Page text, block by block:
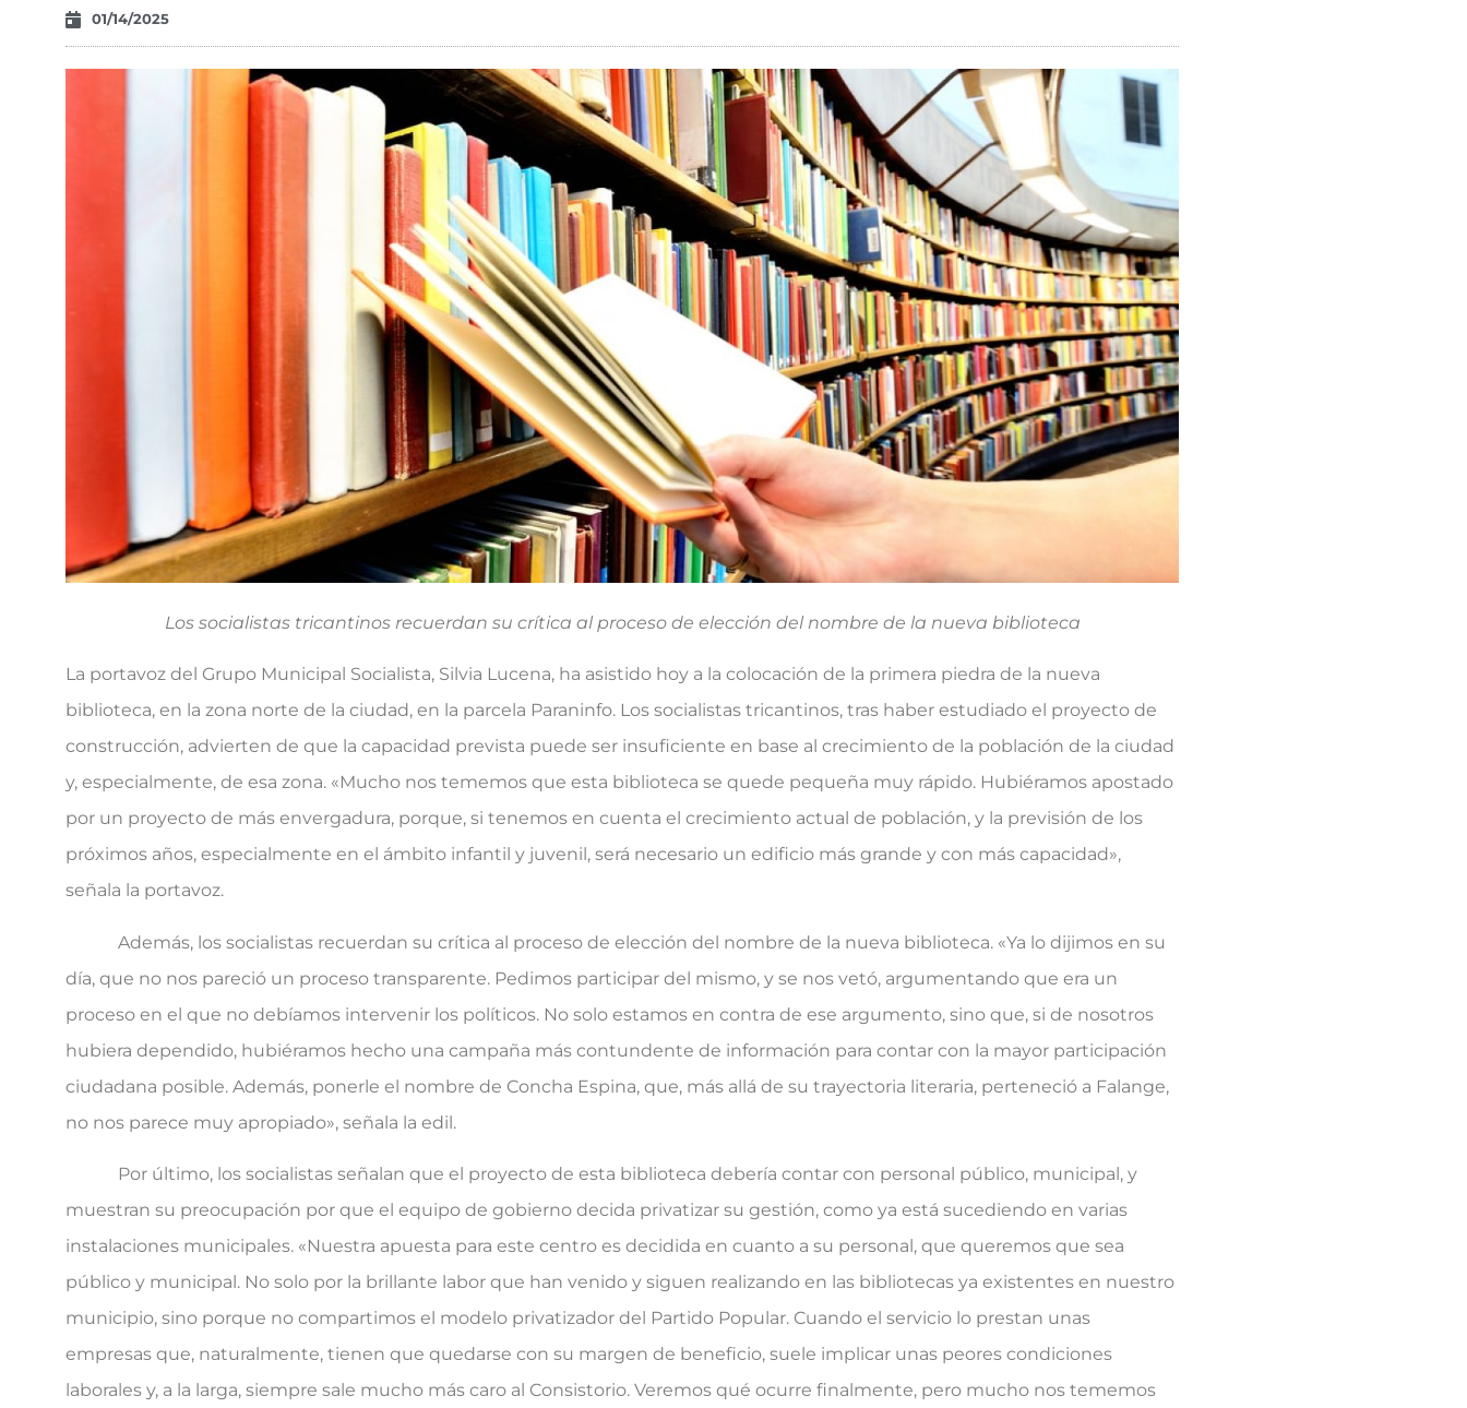
01/14/2025
Los socialistas tricantinos recuerdan su crítica al proceso de elección del nombre de la nueva biblioteca
La portavoz del Grupo Municipal Socialista, Silvia Lucena, ha asistido hoy a la colocación de la primera piedra de la nueva
biblioteca, en la zona norte de la ciudad, en la parcela Paraninfo. Los socialistas tricantinos, tras haber estudiado el proyecto de
construcción, advierten de que la capacidad prevista puede ser insuficiente en base al crecimiento de la población de la ciudad
y, especialmente, de esa zona. «Mucho nos tememos que esta biblioteca se quede pequeña muy rápido. Hubiéramos apostado
por un proyecto de más envergadura, porque, si tenemos en cuenta el crecimiento actual de población, y la previsión de los
próximos años, especialmente en el ámbito infantil y juvenil, será necesario un edificio más grande y con más capacidad»,
señala la portavoz.
Además, los socialistas recuerdan su crítica al proceso de elección del nombre de la nueva biblioteca. «Ya lo dijimos en su
día, que no nos pareció un proceso transparente. Pedimos participar del mismo, y se nos vetó, argumentando que era un
proceso en el que no debíamos intervenir los políticos. No solo estamos en contra de ese argumento, sino que, si de nosotros
hubiera dependido, hubiéramos hecho una campaña más contundente de información para contar con la mayor participación
ciudadana posible. Además, ponerle el nombre de Concha Espina, que, más allá de su trayectoria literaria, perteneció a Falange,
no nos parece muy apropiado», señala la edil.
Por último, los socialistas señalan que el proyecto de esta biblioteca debería contar con personal público, municipal, y
muestran su preocupación por que el equipo de gobierno decida privatizar su gestión, como ya está sucediendo en varias
instalaciones municipales. «Nuestra apuesta para este centro es decidida en cuanto a su personal, que queremos que sea
público y municipal. No solo por la brillante labor que han venido y siguen realizando en las bibliotecas ya existentes en nuestro
municipio, sino porque no compartimos el modelo privatizador del Partido Popular. Cuando el servicio lo prestan unas
empresas que, naturalmente, tienen que quedarse con su margen de beneficio, suele implicar unas peores condiciones
laborales y, a la larga, siempre sale mucho más caro al Consistorio. Veremos qué ocurre finalmente, pero mucho nos tememos